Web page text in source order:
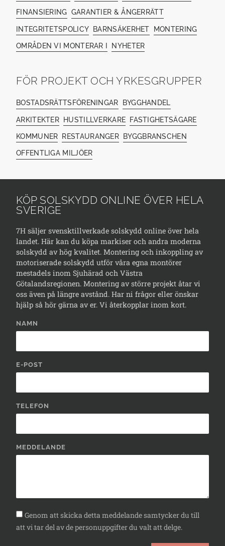
FINANSIERING GARANTIER & ÅNGERRÄTT
INTEGRITETSPOLICY BARNSÄKERHET MONTERING
OMRÅDEN VI MONTERAR I NYHETER
FÖR PROJEKT OCH YRKESGRUPPER
BOSTADSRÄTTSFÖRENINGAR BYGGHANDEL
ARKITEKTER HUSTILLVERKARE FASTIGHETSÄGARE
KOMMUNER RESTAURANGER BYGGBRANSCHEN
OFFENTLIGA MILJÖER
KÖP SOLSKYDD ONLINE ÖVER HELA
SVERIGE
7H säljer svensktillverkade solskydd online över hela
landet. Här kan du köpa markiser och andra moderna
solskydd av hög kvalitet. Montering och inkoppling av
motoriserade solskydd utför våra egna montörer
mestadels inom Sjuhärad och Västra
Götalandsregionen. Montering av större projekt åtar vi
oss även på längre avstånd. Har ni frågor eller önskar
hjälp så hör gärna av er. Vi återkopplar inom kort.
NAMN
E-POST
TELEFON
MEDDELANDE
Genom att skicka detta meddelande samtycker du till
att vi tar del av de personuppgifter du valt att delge.